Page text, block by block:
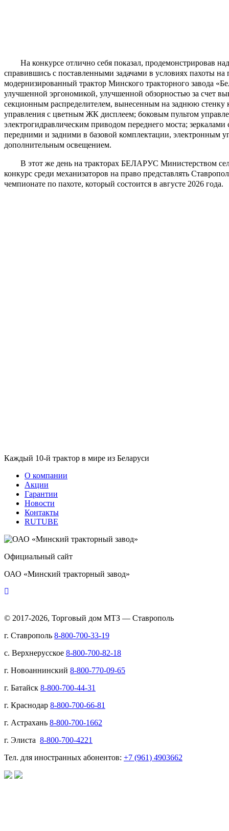
На конкурсе отлично себя показал, продемонстрировав
справившись с поставленными задачами в условиях пахоты
модернизированный трактор Минского тракторного завода
улучшенной эргономикой, улучшенной обзорностью за счет
секционным распределителем, вынесенным на заднюю
управления с цветным ЖК дисплеем; боковым пультом
электрогидравлическим приводом переднего моста;
передними и задними в базовой комплектации,
дополнительным освещением.
В этот же день на тракторах БЕЛАРУС Министерством
конкурс среди механизаторов на право представлять
чемпионате по пахоте, который состоится в августе 2026 года.
Каждый 10-й трактор в мире из Беларуси
О компании
Акции
Гарантии
Новости
Контакты
RUTUBE
Официальный сайт
ОАО «Минский тракторный завод»
© 2017-2026, Торговый дом МТЗ — Ставрополь
г. Ставрополь 8-800-700-33-19
с. Верхнерусское 8-800-700-82-18
г. Новоаннинский 8-800-770-09-65
г. Батайск 8-800-700-44-31
г. Краснодар 8-800-700-66-81
г. Астрахань 8-800-700-1662
г. Элиста 8-800-700-4221
Тел. для иностранных абонентов: +7 (961) 4903662